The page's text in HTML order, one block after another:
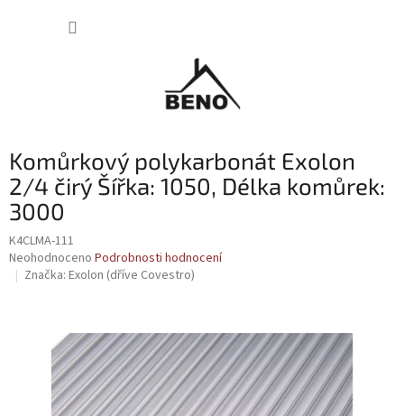
Komůrkový polykarbonát Exolon
2/4 čirý Šířka: 1050, Délka komůrek:
3000
K4CLMA-111
Průměrné
hodnocení
hvězdiček.
Neohodnoceno Podrobnosti hodnocení
Značka: Exolon (dříve Covestro)